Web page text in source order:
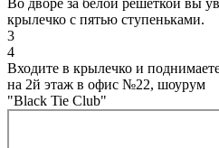
крылечко с пятью ступеньками.
3
4
Входите в крылечко и
на 2й этаж в офис №22, шоурум
"Black Tie Club"